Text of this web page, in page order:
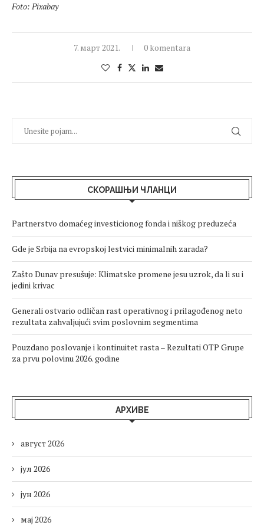
Foto: Pixabay
7. март 2021. 0 komentara
СКОРАШЊИ ЧЛАНЦИ
Partnerstvo domaćeg investicionog fonda i niškog preduzeća
Gde je Srbija na evropskoj lestvici minimalnih zarada?
Zašto Dunav presušuje: Klimatske promene jesu uzrok, da li su i
jedini krivac
Generali ostvario odličan rast operativnog i prilagođenog neto
rezultata zahvaljujući svim poslovnim segmentima
Pouzdano poslovanje i kontinuitet rasta – Rezultati OTP Grupe
za prvu polovinu 2026. godine
АРХИВЕ
август 2026
јул 2026
јун 2026
мај 2026